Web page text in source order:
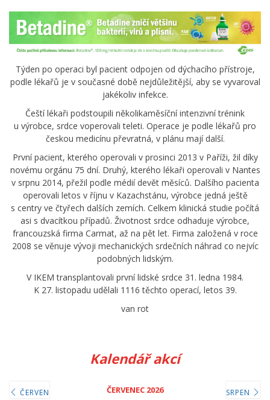
Týden po operaci byl pacient odpojen od dýchacího přístroje,
podle lékařů je v současné době nejdůležitější, aby se vyvaroval
jakékoliv infekce.
Čeští lékaři podstoupili několikaměsíční intenzivní trénink
u výrobce, srdce voperovali teleti. Operace je podle lékařů pro
českou medicínu převratná, v plánu mají další.
První pacient, kterého operovali v prosinci 2013 v Paříži, žil díky
novému orgánu 75 dní. Druhý, kterého lékaři operovali v Nantes
v srpnu 2014, přežil podle médií devět měsíců. Dalšího pacienta
operovali letos v říjnu v Kazachstánu, výrobce jedná ještě
s centry ve čtyřech dalších zemích. Celkem klinická studie počítá
asi s dvacítkou případů. Životnost srdce odhaduje výrobce,
francouzská firma Carmat, až na pět let. Firma založená v roce
2008 se věnuje vývoji mechanických srdečních náhrad co nejvíc
podobných lidským.
V IKEM transplantovali první lidské srdce 31. ledna 1984.
K 27. listopadu udělali 1116 těchto operací, letos 39.
van rot
Kalendář akcí
ČERVEN ČERVENEC 2026 SRPEN